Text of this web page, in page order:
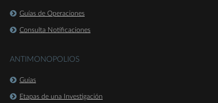
Guías de Operaciones
Consulta Notificaciones
ANTIMONOPOLIOS
Guías
Etapas de una Investigación